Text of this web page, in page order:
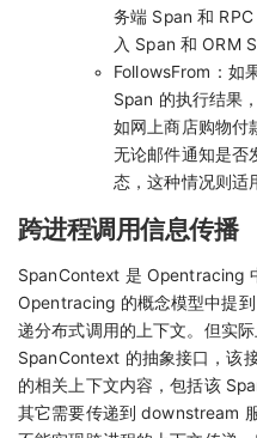
务端 Span 和
入 Span 和 ORM
FollowsFrom：如
Span 的执行结果
如网上商店购物付
无论邮件通知是否
态，这种情况则适
跨进程调用信息传播
SpanContext 是 Opentracing
Opentracing 的概念模型中提
递分布式调用的上下文。但实
SpanContext 的抽象接口，该
的相关上下文内容，包括该
其它需要传递到 downstream